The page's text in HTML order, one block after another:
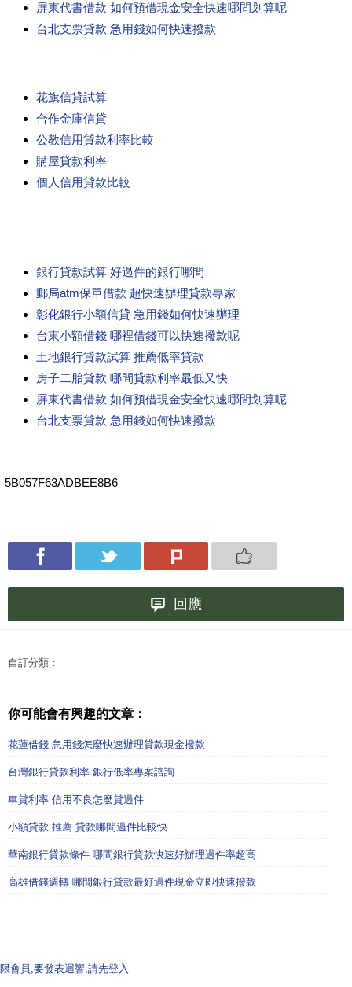
屏東代書借款 如何預借現金安全快速哪間划算呢
台北支票貸款 急用錢如何快速撥款
花旗信貸試算
合作金庫信貸
公教信用貸款利率比較
購屋貸款利率
個人信用貸款比較
銀行貸款試算 好過件的銀行哪間
郵局atm保單借款 超快速辦理貸款專家
彰化銀行小額信貸 急用錢如何快速辦理
台東小額借錢 哪裡借錢可以快速撥款呢
土地銀行貸款試算 推薦低率貸款
房子二胎貸款 哪間貸款利率最低又快
屏東代書借款 如何預借現金安全快速哪間划算呢
台北支票貸款 急用錢如何快速撥款
5B057F63ADBEE8B6
回應
自訂分類：
你可能會有興趣的文章：
花蓮借錢 急用錢怎麼快速辦理貸款現金撥款
台灣銀行貸款利率 銀行低率專案諮詢
車貸利率 信用不良怎麼貸過件
小額貸款 推薦 貸款哪間過件比較快
華南銀行貸款條件 哪間銀行貸款快速好辦理過件率超高
高雄借錢週轉 哪間銀行貸款最好過件現金立即快速撥款
限會員,要發表迴響,請先登入